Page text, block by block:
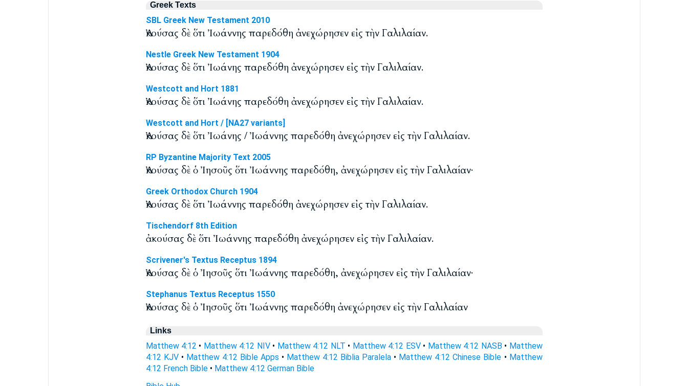
Greek Texts
SBL Greek New Testament 2010
Ἀκούσας δὲ ὅτι Ἰωάννης παρεδόθη ἀνεχώρησεν εἰς τὴν Γαλιλαίαν.
Nestle Greek New Testament 1904
Ἀκούσας δὲ ὅτι Ἰωάνης παρεδόθη ἀνεχώρησεν εἰς τὴν Γαλιλαίαν.
Westcott and Hort 1881
Ἀκούσας δὲ ὅτι Ἰωάνης παρεδόθη ἀνεχώρησεν εἰς τὴν Γαλιλαίαν.
Westcott and Hort / [NA27 variants]
Ἀκούσας δὲ ὅτι Ἰωάνης / Ἰωάννης παρεδόθη ἀνεχώρησεν εἰς τὴν Γαλιλαίαν.
RP Byzantine Majority Text 2005
Ἀκούσας δὲ ὁ Ἰησοῦς ὅτι Ἰωάννης παρεδόθη, ἀνεχώρησεν εἰς τὴν Γαλιλαίαν·
Greek Orthodox Church 1904
Ἀκούσας δὲ ὅτι Ἰωάννης παρεδόθη ἀνεχώρησεν εἰς τὴν Γαλιλαίαν.
Tischendorf 8th Edition
ἀκούσας δὲ ὅτι Ἰωάννης παρεδόθη ἀνεχώρησεν εἰς τὴν Γαλιλαίαν.
Scrivener's Textus Receptus 1894
Ἀκούσας δὲ ὁ Ἰησοῦς ὅτι Ἰωάννης παρεδόθη, ἀνεχώρησεν εἰς τὴν Γαλιλαίαν·
Stephanus Textus Receptus 1550
Ἀκούσας δὲ ὁ Ἰησοῦς ὅτι Ἰωάννης παρεδόθη ἀνεχώρησεν εἰς τὴν Γαλιλαίαν
Links
Matthew 4:12 • Matthew 4:12 NIV• Matthew 4:12 NLT • Matthew 4:12 ESV• Matthew 4:12 NASB • Matthew
4:12 KJV• Matthew 4:12 Bible Apps • Matthew 4:12 Biblia Paralela • Matthew 4:12 Chinese Bible • Matthew
4:12 French Bible• Matthew 4:12 German Bible